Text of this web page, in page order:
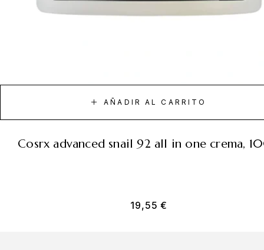
AÑADIR AL CARRITO
cosrx advanced snail 92 all in one crema,
19,55€